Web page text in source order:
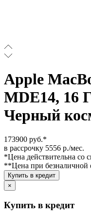
Apple
MDE14, 16
Черный
173900 руб.*
в рассрочку 5556 р./мес.
*Цена действительна со
**Цена при безналичной
Купить в кредит
×
Купить в кредит